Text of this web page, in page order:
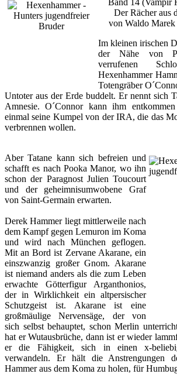
Band 14 (Vampir
Der Rächer aus
von Waldo
Im kleinen irischen
der Nähe von
verrufenen
Hexenhammer
Totengräber
Untoter aus der Erde buddelt. Er nennt sich
Amnesie. O´Connor kann ihm
einmal seine Kumpel von der IRA, die das
verbrennen wollen.
Aber Tatane kann sich befreien und
schafft es nach Pooka Manor, wo ihn
schon der Paragnost Julien Toucourt
und der geheimnisumwobene Graf
von Saint-Germain erwarten.
Derek Hammer liegt mittlerweile nach
dem Kampf gegen Lemuron im Koma
und wird nach München geflogen.
Mit an Bord ist Zervane Akarane, ein
einszwanzig großer Gnom. Akarane
ist niemand anders als die zum Leben
erwachte Götterfigur Arganthonios,
der in Wirklichkeit ein altpersischer
Schutzgeist ist. Akarane ist eine
großmäulige Nervensäge, der von
sich selbst behauptet, schon Merlin
hat er Wutausbrüche, dann ist er wieder
er die Fähigkeit, sich in einen x-
verwandeln. Er hält die Anstrengungen
Hammer aus dem Koma zu holen, für